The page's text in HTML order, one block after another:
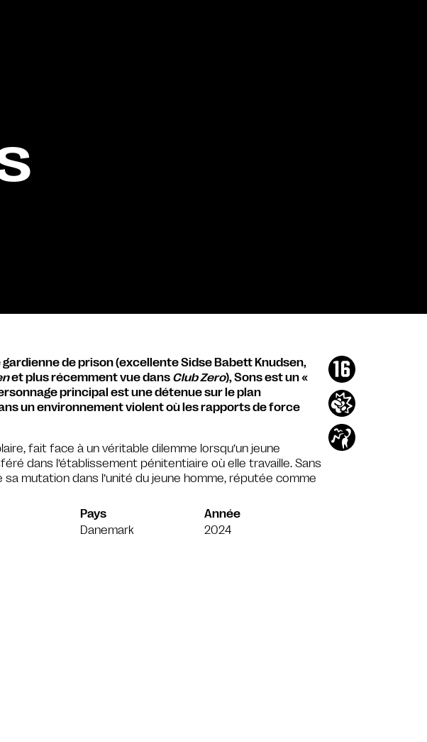
de prison (excellente Sidse Babett Knudsen,
et plus récemment vue dans Club Zero), Sons est un «
principal est une détenue sur le plan
un environnement violent où les rapports de force
fait face à un véritable dilemme lorsqu’un jeune
dans l’établissement pénitentiaire où elle travaille. Sans
mutation dans l’unité du jeune homme, réputée comme
Pays
Danemark
Année
2024